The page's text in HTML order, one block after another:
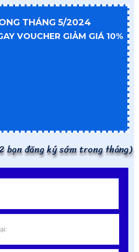
THÁNG 5/2024
VOUCHER GIẢM GIÁ 10%
bạn đăng ký sớm trong tháng)